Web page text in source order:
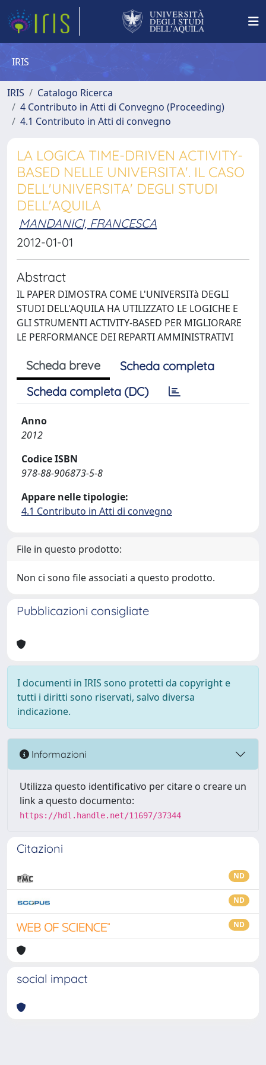
IRIS
IRIS
Catalogo Ricerca
4 Contributo in Atti di Convegno (Proceeding)
4.1 Contributo in Atti di convegno
LA LOGICA TIME-DRIVEN ACTIVITY-
BASED NELLE UNIVERSITA'. IL CASO
DELL'UNIVERSITA' DEGLI STUDI
DELL'AQUILA
MANDANICI, FRANCESCA
2012-01-01
Abstract
IL PAPER DIMOSTRA COME L'UNIVERSITà DEGLI
STUDI DELL'AQUILA HA UTILIZZATO LE LOGICHE E
GLI STRUMENTI ACTIVITY-BASED PER MIGLIORARE
LE PERFORMANCE DEI REPARTI AMMINISTRATIVI
Scheda breve
Scheda completa
Scheda completa (DC)
Anno
2012
Codice ISBN
978-88-906873-5-8
Appare nelle tipologie:
4.1 Contributo in Atti di convegno
File in questo prodotto:
Non ci sono file associati a questo prodotto.
Pubblicazioni consigliate
I documenti in IRIS sono protetti da copyright e
tutti i diritti sono riservati, salvo diversa
indicazione.
Informazioni
Utilizza questo identificativo per citare o creare un
link a questo documento:
https://hdl.handle.net/11697/37344
Citazioni
ND
ND
ND
social impact